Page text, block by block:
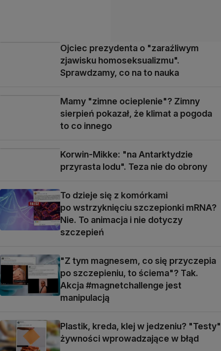
Ojciec prezydenta o "zaraźliwym
zjawisku homoseksualizmu".
Sprawdzamy, co na to nauka
Mamy "zimne ocieplenie"? Zimny
sierpień pokazał, że klimat a pogoda
to co innego
Korwin-Mikke: "na Antarktydzie
przyrasta lodu". Teza nie do obrony
To dzieje się z komórkami
po wstrzyknięciu szczepionki mRNA?
Nie. To animacja i nie dotyczy
szczepień
"Z tym magnesem, co się przyczepia
po szczepieniu, to ściema"? Tak.
Akcja #magnetchallenge jest
manipulacją
Plastik, kreda, klej w jedzeniu? "Testy"
żywności wprowadzające w błąd